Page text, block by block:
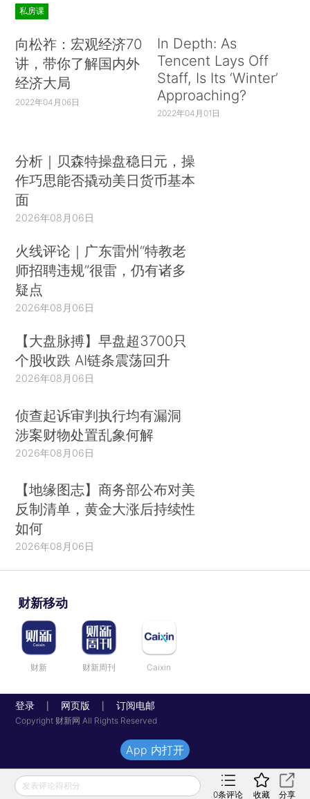
私房课
向松祚：宏观经济70
讲，带你了解国内外
经济大局
2022年04月06日
In Depth: As
Tencent Lays Off
Staff, Is Its ‘Winter’
Approaching?
2022年04月01日
分析｜贝森特操盘稳日元，操
作巧思能否撬动美日货币基本
面
2026年08月06日
火线评论｜广东雷州“特教老
师招聘违规”很雷，仍有诸多
疑点
2026年08月06日
【大盘脉搏】早盘超3700只
个股收跌 AI链条震荡回升
2026年08月06日
侦查起诉审判执行均有漏洞
涉案财物处置乱象何解
2026年08月06日
【地缘图志】商务部公布对美
反制清单，黄金大涨后持续性
如何
2026年08月06日
财新移动
财新 财新周刊 Caixin
登录 网页版 订阅电邮
Copyright 财新网 All Rights Reserved
发表评论得积分
0条评论 收藏 分享
App 内打开